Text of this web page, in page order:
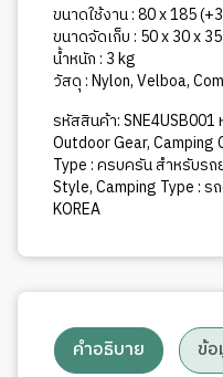
ขนาดใช้งาน : 80 x 185
ขนาดจัดเก็บ : 50 x 30 x
น้ำหนัก : 3 kg
วัสดุ : Nylon, Velboa,
รหัสสินค้า:SNE4USB001
Outdoor Gear,Camping
Type : ครบครัน สำหรับร
Style,Camping Type : ร
KOREA
คำอธิบาย ข้